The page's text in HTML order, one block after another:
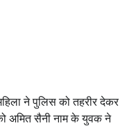
ने पुलिस को तहरीर देकर
अमित सैनी नाम के युवक ने